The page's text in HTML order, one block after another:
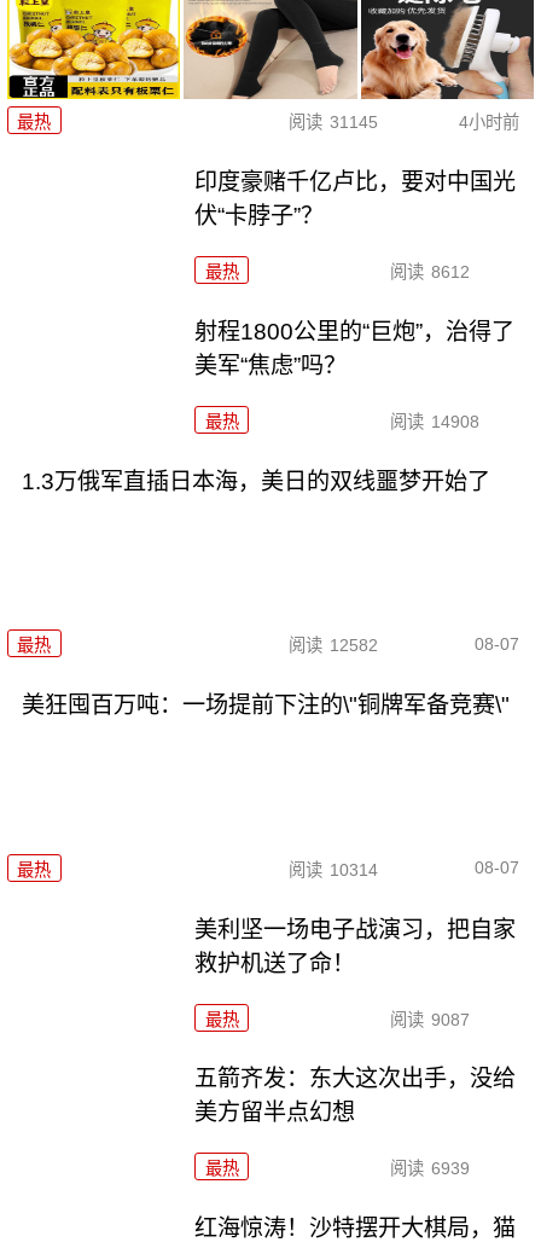
最热 阅读 31145 4小时前
印度豪赌千亿卢比，要对中国光
伏“卡脖子”？
最热 阅读 8612
射程1800公里的“巨炮”，治得了
美军“焦虑”吗？
最热 阅读 14908
1.3万俄军直插日本海，美日的双线噩梦开始了
最热 阅读 12582 08-07
美狂囤百万吨：一场提前下注的\"铜牌军备竞赛\"
最热 阅读 10314 08-07
美利坚一场电子战演习，把自家
救护机送了命！
最热 阅读 9087
五箭齐发：东大这次出手，没给
美方留半点幻想
最热 阅读 6939
红海惊涛！沙特摆开大棋局，猫